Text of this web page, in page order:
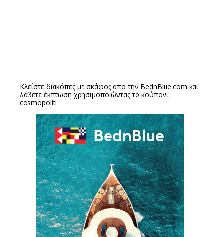
Κλείστε διακόπες με σκάφος απο την BednBlue.com και
λάβετε έκπτωση χρησιμοποιώντας το κούπονι:
cosmopoliti